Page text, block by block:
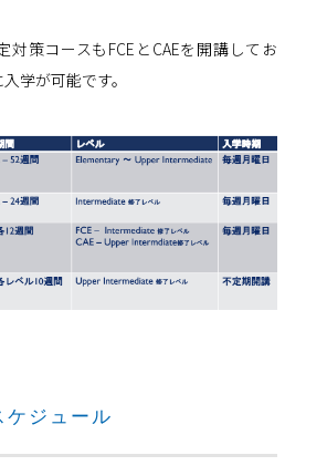
対策コースもFCEとCAEを開講してお
学が可能です。
ケジュール